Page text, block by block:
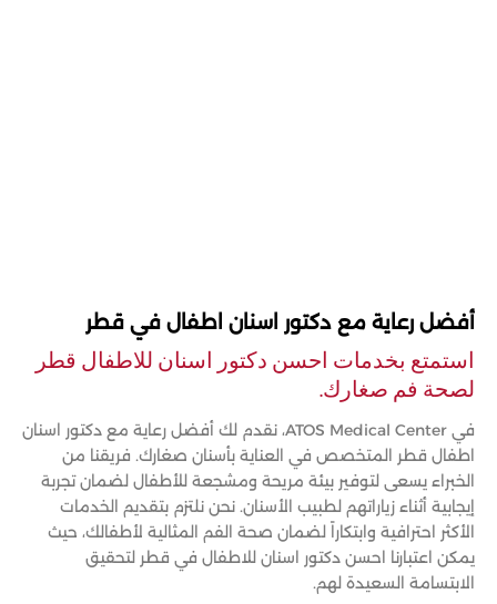
أفضل رعاية مع دكتور اسنان اطفال في قطر
استمتع بخدمات احسن دكتور اسنان للاطفال قطر
لصحة فم صغارك.
في ATOS Medical Center، نقدم لك أفضل رعاية مع دكتور اسنان
اطفال قطر المتخصص في العناية بأسنان صغارك. فريقنا من
الخبراء يسعى لتوفير بيئة مريحة ومشجعة للأطفال لضمان تجربة
إيجابية أثناء زياراتهم لطبيب الأسنان. نحن نلتزم بتقديم الخدمات
الأكثر احترافية وابتكاراً لضمان صحة الفم المثالية لأطفالك، حيث
يمكن اعتبارنا احسن دكتور اسنان للاطفال في قطر لتحقيق
الابتسامة السعيدة لهم.